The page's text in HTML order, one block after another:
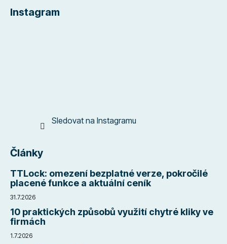
Instagram
Sledovat na Instagramu
Články
TTLock: omezení bezplatné verze, pokročilé
placené funkce a aktuální ceník
31.7.2026
10 praktických způsobů využití chytré kliky ve
firmách
1.7.2026